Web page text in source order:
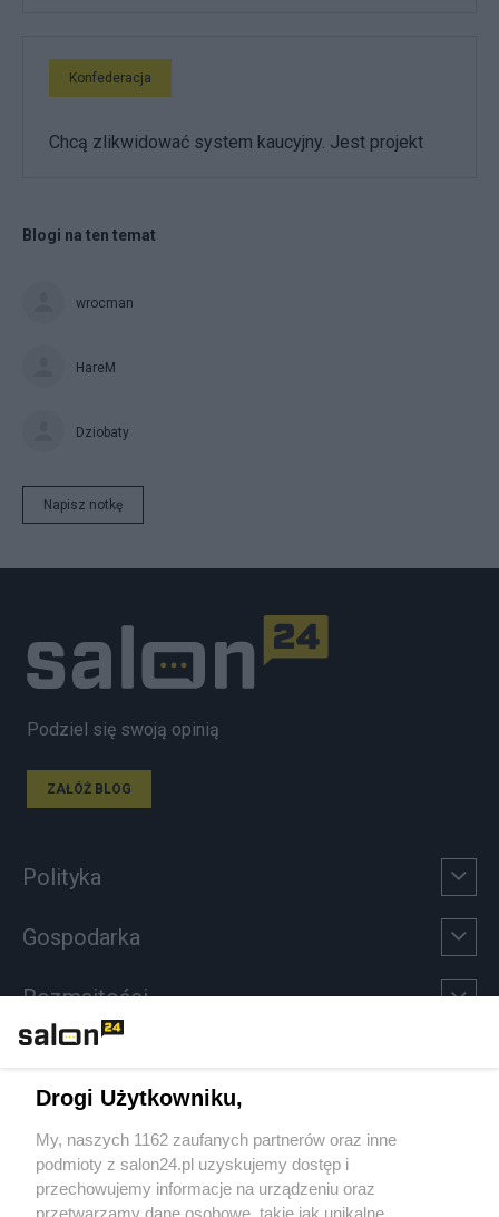
Konfederacja
Chcą zlikwidować system kaucyjny. Jest projekt
Blogi na ten temat
wrocman
HareM
Dziobaty
Napisz notkę
Podziel się swoją opinią
ZAŁÓŻ BLOG
Polityka
Gospodarka
Rozmaitości
Sport
Społeczeństwo
Drogi Użytkowniku,
My, naszych 1162 zaufanych partnerów oraz inne
podmioty z salon24.pl uzyskujemy dostęp i
przechowujemy informacje na urządzeniu oraz
przetwarzamy dane osobowe, takie jak unikalne